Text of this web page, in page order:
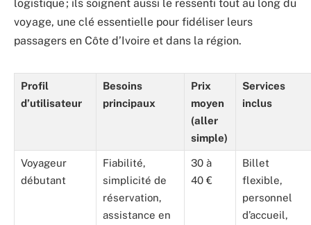
logistique ; ils soignent aussi le ressenti tout au long du
voyage, une clé essentielle pour fidéliser leurs
passagers en Côte d’Ivoire et dans la région.
Profil
d’utilisateur
Besoins
principaux
Prix
moyen
(aller
simple)
Services
inclus
Voyageur
débutant
Fiabilité,
simplicité de
réservation,
assistance en
30 à
40 €
Billet
flexible,
personnel
d’accueil,